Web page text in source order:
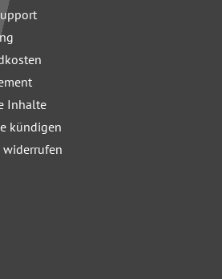
Inhalte
kündigen
widerrufen